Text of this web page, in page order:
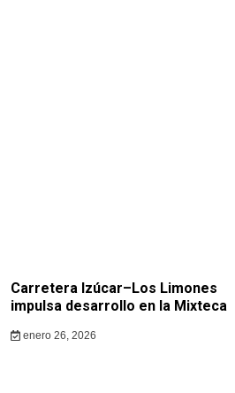
Carretera Izúcar–Los Limones
impulsa desarrollo en la Mixteca
enero 26, 2026